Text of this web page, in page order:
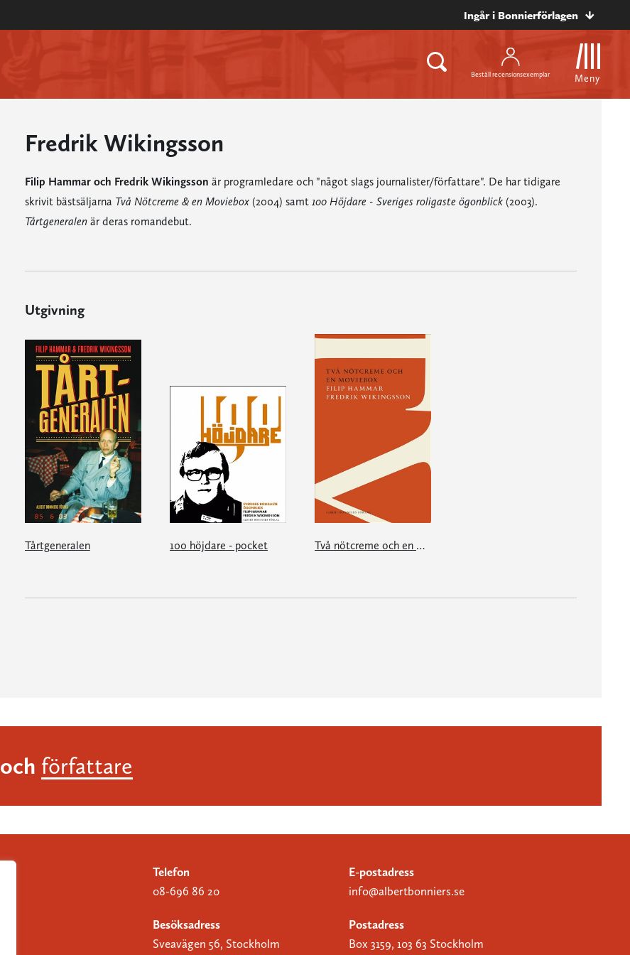
Ingår i Bonnierförlagen
Beställ recensionsexemplar Meny
Fredrik Wikingsson
Filip Hammar och Fredrik Wikingsson är programledare och "något slags journalister/författare". De har tidigare
skrivit bästsäljarna Två Nötcreme & en Moviebox(2004) samt 100 Höjdare - Sveriges roligaste ögonblick(2003).
Tårtgeneralenär deras romandebut.
Utgivning
Tårtgeneralen 100 höjdare - pocket Två nötcreme och en moviebox
och författare
Telefon
08-696 86 20
E-postadress
info@albertbonniers.se
Besöksadress
Sveavägen 56, Stockholm
Postadress
Box 3159, 103 63 Stockholm